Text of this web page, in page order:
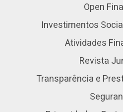
Open
Investimentos
Atividades
Revista
Transparência e